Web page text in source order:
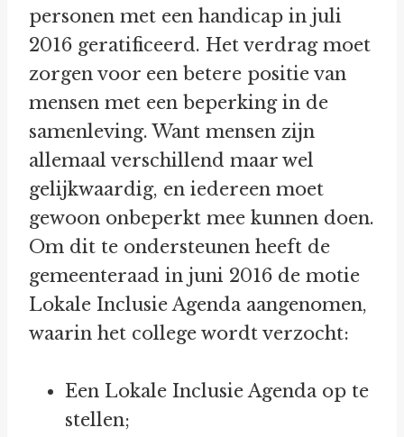
personen met een handicap in juli
2016 geratificeerd. Het verdrag moet
zorgen voor een betere positie van
mensen met een beperking in de
samenleving. Want mensen zijn
allemaal verschillend maar wel
gelijkwaardig, en iedereen moet
gewoon onbeperkt mee kunnen doen.
Om dit te ondersteunen heeft de
gemeenteraad in juni 2016 de motie
Lokale Inclusie Agenda aangenomen,
waarin het college wordt verzocht:
Een Lokale Inclusie Agenda op te
stellen;